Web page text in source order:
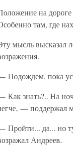
на
там, где
мысль высказал
Подождем, пока
Как знать?.. На
— поддержал
Пройти... да... но
Андреев.